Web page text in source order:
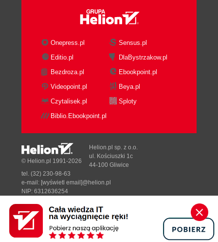
Onepress.pl
Sensus.pl
Editio.pl
DlaBystrzakow.pl
Bezdroza.pl
Ebookpoint.pl
Videopoint.pl
Beya.pl
Czytalisek.pl
Sploty
Biblio.Ebookpoint.pl
Designed with ♥ byTonik.pl
© Helion.pl 1991-2026
Helion.pl sp. z o.o.
ul. Kościuszki 1c
44-100 Gliwice
tel. (32) 230-98-63
e-mail: [wyświetl email]@helion.pl
NIP: 6312636254
Pełna wersja strony »